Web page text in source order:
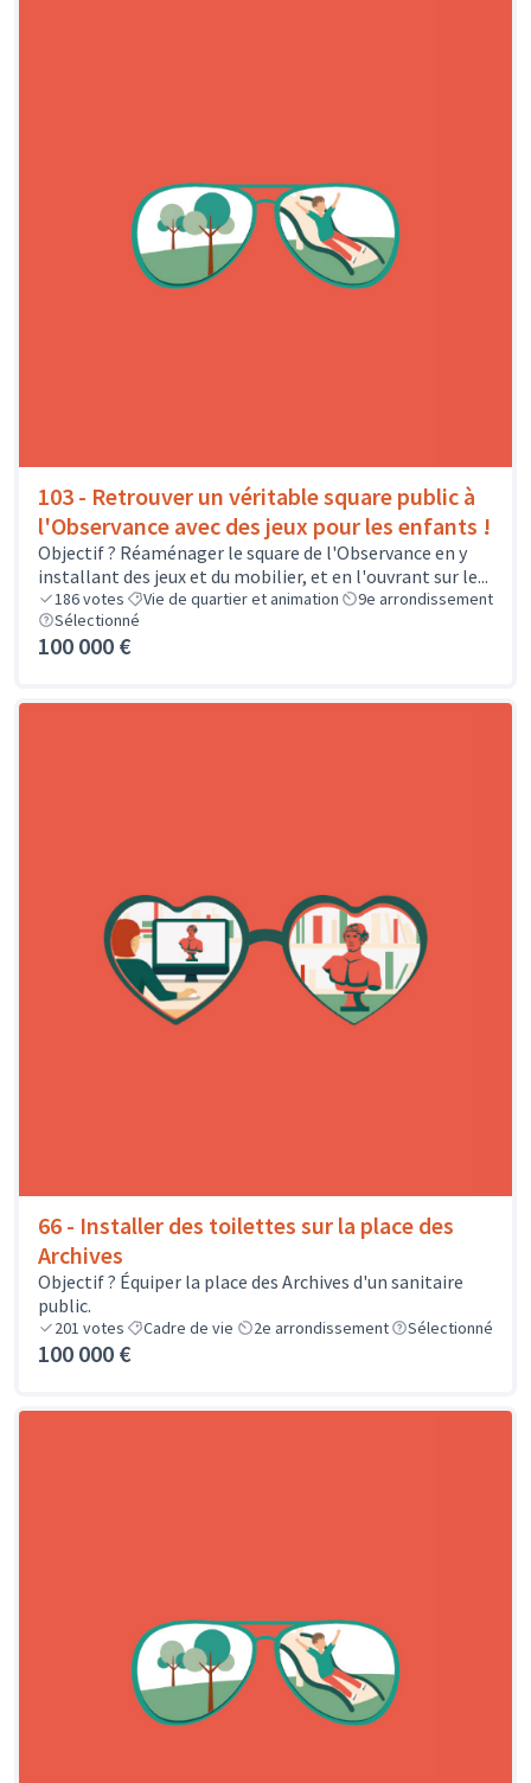
103 - Retrouver un véritable square public à
l'Observance avec des jeux pour les enfants !
Objectif ? Réaménager le square de l'Observance en y
installant des jeux et du mobilier, et en l'ouvrant sur le...
186votes Vie de quartier et animation
9e arrondissement
Sélectionné
100 000 €
66 - Installer des toilettes sur la place des
Archives
Objectif ? Équiper la place des Archives d'un sanitaire
public.
201 votes Cadre de vie 2e arrondissement Sélectionné
100 000 €